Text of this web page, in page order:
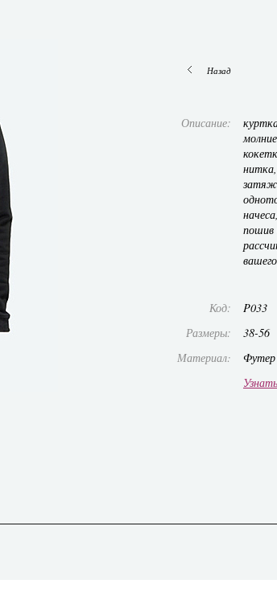
Назад
Описание:
пошив
Код:
P033
Размеры:
38-56
Материал: